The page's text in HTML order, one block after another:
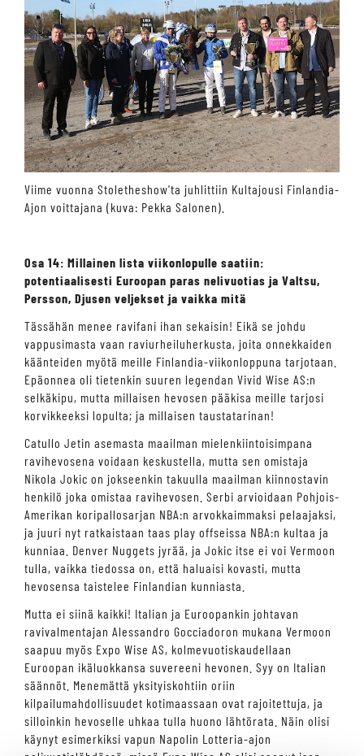
Viime vuonna Stoletheshow'ta juhlittiin Kultajousi Finlandia-
Ajon voittajana (kuva: Pekka Salonen).
Osa 14: Millainen lista viikonlopulle saatiin:
potentiaalisesti Euroopan paras nelivuotias ja Valtsu,
Persson, Djusen veljekset ja vaikka mitä
Tässähän menee ravifani ihan sekaisin! Eikä se johdu
vappusimasta vaan raviurheiluherkusta, joita onnekkaiden
käänteiden myötä meille Finlandia-viikonloppuna tarjotaan.
Epäonnea oli tietenkin suuren legendan Vivid Wise AS:n
selkäkipu, mutta millaisen hevosen pääkisa meille tarjosi
korvikkeeksi lopulta; ja millaisen taustatarinan!
Catullo Jetin asemasta maailman mielenkiintoisimpana
ravihevosena voidaan keskustella, mutta sen omistaja
Nikola Jokic on jokseenkin takuulla maailman kiinnostavin
henkilö joka omistaa ravihevosen. Serbi arvioidaan Pohjois-
Amerikan koripallosarjan NBA:n arvokkaimmaksi pelaajaksi,
ja juuri nyt ratkaistaan taas play offseissa NBA:n kultaa ja
kunniaa. Denver Nuggets jyrää, ja Jokic itse ei voi Vermoon
tulla, vaikka tiedossa on, että haluaisi kovasti, mutta
hevosensa taistelee Finlandian kunniasta.
Mutta ei siinä kaikki! Italian ja Euroopankin johtavan
ravivalmentajan Alessandro Gocciadoron mukana Vermoon
saapuu myös Expo Wise AS, kolmevuotiskaudellaan
Euroopan ikäluokkansa suvereeni hevonen. Syy on Italian
säännöt. Menemättä yksityiskohtiin oriin
kilpailumahdollisuudet kotimaassaan ovat rajoitettuja, ja
silloinkin hevoselle uhkaa tulla huono lähtörata. Näin olisi
käynyt esimerkiksi vapun Napolin Lotteria-ajon